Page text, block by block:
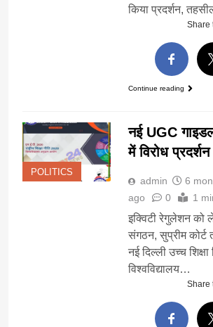
किया प्रदर्शन,
Share
Continue reading
POLITICS
नई UGC
में विरोध
admin
6
ago
0 1
इक्विटी रेगुलेशन
संगठन, सुप्रीम कोर्ट
नई दिल्ली उच्च
विश्वविद्यालय…
Share